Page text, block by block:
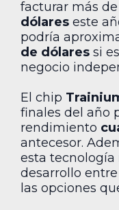
facturar más de
dólares este
podría
de dólares si
negocio
El chip
finales del año
rendimiento
antecesor.
esta tecnología
desarrollo
las opciones